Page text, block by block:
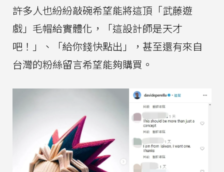
許多人也紛紛敲碗希望能將這頂「武藤遊
戲」毛帽給實體化，「這設計師是天才
吧！」、「給你錢快點出」，甚至還有來自
台灣的粉絲留言希望能夠購買。